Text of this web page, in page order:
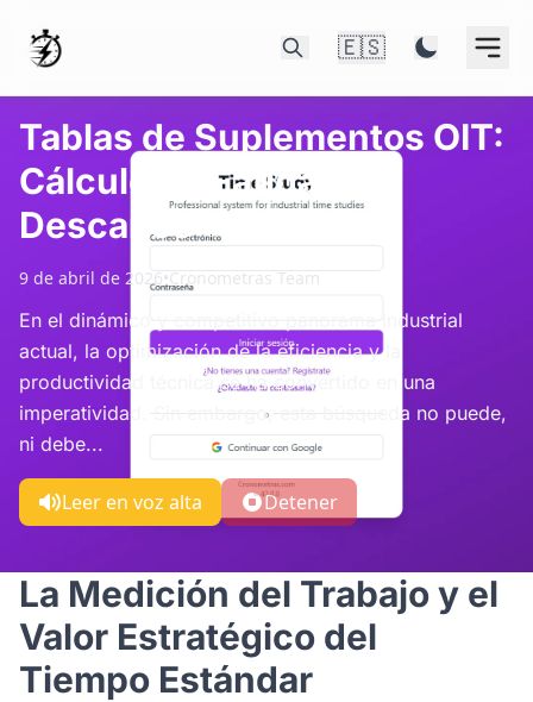
🇪🇸
Tablas de Suplementos OIT:
Cálculo de Fatiga y
Descanso
9 de abril de 2026•Cronometras Team
En el dinámico y competitivo panorama industrial
actual, la optimización de la eficiencia y la
productividad técnica se ha convertido en una
imperatividad. Sin embargo, esta búsqueda no puede,
ni debe...
Leer en voz alta Detener
La Medición del Trabajo y el
Valor Estratégico del
Tiempo Estándar